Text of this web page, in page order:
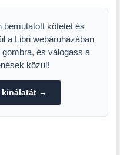
bemutatott kötetet és
a Libri webáruházában
és válogass a
közül!
kínálatát →